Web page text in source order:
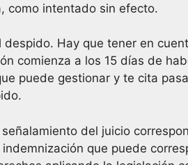
como intentado sin efecto.
Hay que tener en
comienza a los 15 días de
puede gestionar y te cita
del juicio
que puede